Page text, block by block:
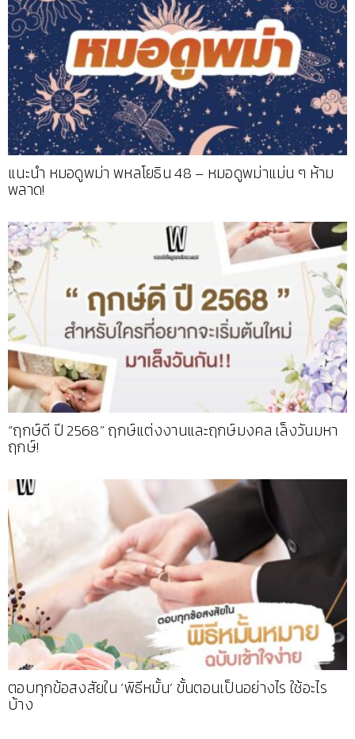
แนะนำ หมอดูพม่า พหลโยธิน 48 – หมอดูพม่าแม่น ๆ ห้าม
พลาด!
“ฤกษ์ดี ปี 2568” ฤกษ์แต่งงานและฤกษ์มงคล เล็งวันมหา
ฤกษ์!
ตอบทุกข้อสงสัยใน ‘พิธีหมั้น’ ขั้นตอนเป็นอย่างไร ใช้อะไร
บ้าง